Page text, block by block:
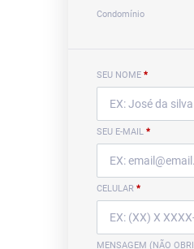
Condomínio
SEU NOME *
SEU E-MAIL *
CELULAR *
MENSAGEM (NÃO